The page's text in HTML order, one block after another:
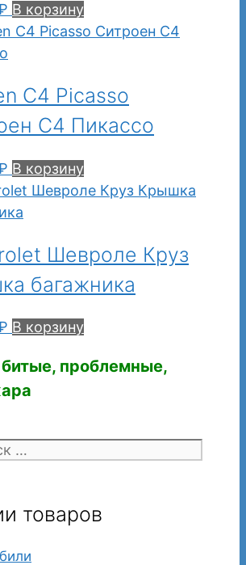
В корзину
C4 Picasso
С4 Пикассо
В корзину
Шевроле Круз
багажника
В корзину
проблемные,
товаров